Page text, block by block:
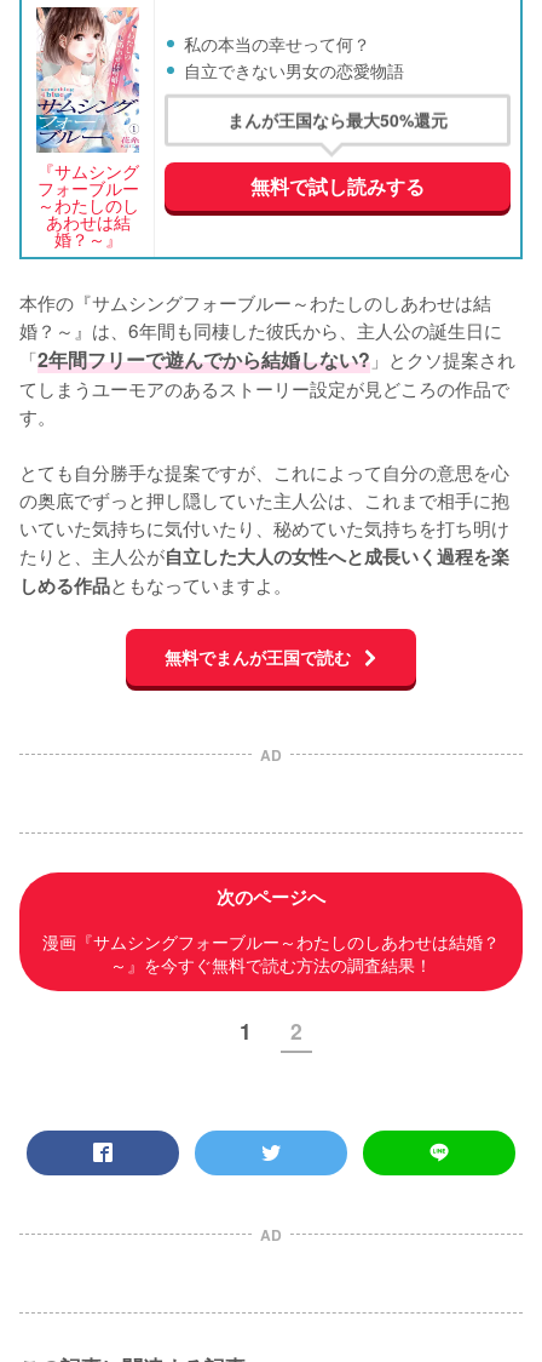
『サムシング
フォーブルー
～わたしのし
あわせは結
婚？～』
私の本当の幸せって何？
自立できない男女の恋愛物語
まんが王国なら最大50%還元
無料で試し読みする
本作の『サムシングフォーブルー～わたしのしあわせは結
婚？～』は、6年間も同棲した彼氏から、主人公の誕生日に
「2年間フリーで遊んでから結婚しない? 」とクソ提案され
てしまうユーモアのあるストーリー設定が見どころの作品で
す。
とても自分勝手な提案ですが、これによって自分の意思を心
の奥底でずっと押し隠していた主人公は、これまで相手に抱
いていた気持ちに気付いたり、秘めていた気持ちを打ち明け
たりと、主人公が自立した大人の女性へと成長いく過程を楽
しめる作品ともなっていますよ。
無料でまんが王国で読む
AD
次のページへ
漫画『サムシングフォーブルー～わたしのしあわせは結婚？
～』を今すぐ無料で読む方法の調査結果！
1 2
AD